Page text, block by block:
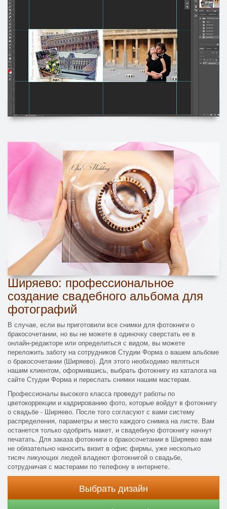
Ширяево: профессиональное
создание свадебного альбома для
фотографий
В случае, если вы приготовили все снимки для фотокниги о
бракосочетании, но вы не можете в одиночку сверстать ее в
онлайн-редакторе или определиться с видом, вы можете
переложить заботу на сотрудников Студии Форма о вашем альбоме
о бракосочетании (Ширяево). Для этого необходимо являться
нашим клиентом, оформившись, выбрать фотокнигу из каталога на
сайте Студии Форма и переслать снимки нашим мастерам.
Профессионалы высокого класса проведут работы по
цветокоррекции и кадрированию фото, которые войдут в фотокнигу
о свадьбе - Ширяево. После того согласуют с вами систему
распределения, параметры и место каждого снимка на листе. Вам
останется только одобрить макет, и свадебную фотокнигу начнут
печатать. Для заказа фотокниги о бракосочетании в Ширяево вам
не обязательно наносить визит в офис фирмы, уже несколько
тисяч ликующих людей владеют фотокнигой о свадьбе,
сотрудничая с мастерами по телефону в интернете.
Выбрать дизайн